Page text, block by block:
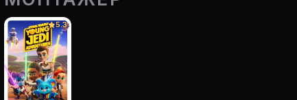
Movie Planner.
сериалы, роли и фото.
5.3